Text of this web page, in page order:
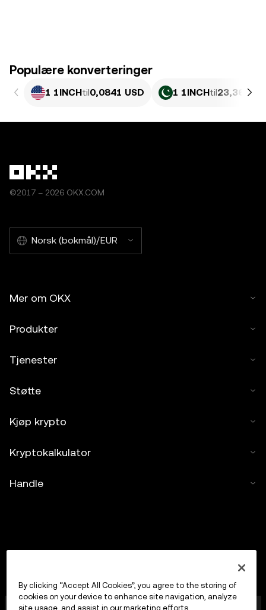
Populære konverteringer
1 1INCHtil0,0841 USD 1 1INCHtil23,36 PKR
©2017 – 2026 OKX.COM
Norsk (bokmål)/EUR
Mer om OKX
Produkter
Tjenester
Støtte
Kjøp krypto
Kryptokalkulator
Handle
OKX Europe Limited, som opererer under
By clicking “Accept All Cookies”, you agree to the storing of
cookies on your device to enhance site navigation, analyze
site usage, and assist in our marketing efforts.